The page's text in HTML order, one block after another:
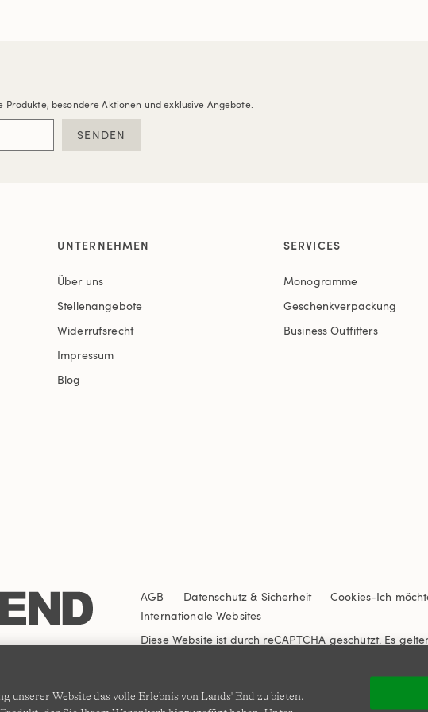
besondere Aktionen und exklusive Angebote.
SENDEN
UNTERNEHMEN
Über uns
Stellenangebote
Widerrufsrecht
Impressum
Blog
SERVICES
Monogramme
Geschenkverpackung
Business Outfitters
AGB Datenschutz & Sicherheit Cookies-Ich
Internationale Websites
Diese Website ist durch reCAPTCHA geschützt. Es
unserer Website das volle Erlebnis von Lands' End zu bieten.